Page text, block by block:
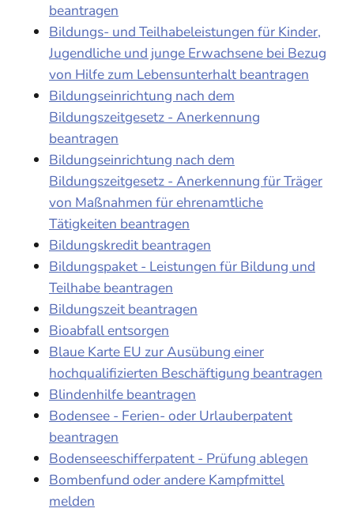
beantragen
Bildungs- und Teilhabeleistungen für Kinder,
Jugendliche und junge Erwachsene bei Bezug
von Hilfe zum Lebensunterhalt beantragen
Bildungseinrichtung nach dem
Bildungszeitgesetz - Anerkennung
beantragen
Bildungseinrichtung nach dem
Bildungszeitgesetz - Anerkennung für Träger
von Maßnahmen für ehrenamtliche
Tätigkeiten beantragen
Bildungskredit beantragen
Bildungspaket - Leistungen für Bildung und
Teilhabe beantragen
Bildungszeit beantragen
Bioabfall entsorgen
Blaue Karte EU zur Ausübung einer
hochqualifizierten Beschäftigung beantragen
Blindenhilfe beantragen
Bodensee - Ferien- oder Urlauberpatent
beantragen
Bodenseeschifferpatent - Prüfung ablegen
Bombenfund oder andere Kampfmittel
melden